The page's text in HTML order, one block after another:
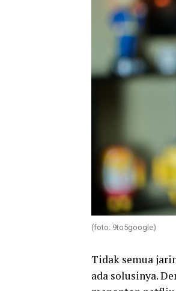
(foto: 9to5google)
Tidak semua
ada solusinya.